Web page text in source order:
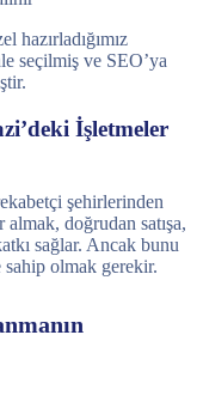
seçilmiş ve SEO’ya
İşletmeler
şehirlerinden
doğrudan satışa,
sağlar. Ancak bunu
olmak gerekir.